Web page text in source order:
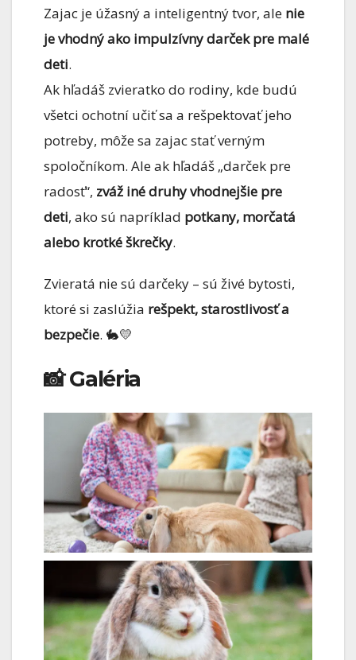
Zajac je úžasný a inteligentný tvor, ale nie
je vhodný ako impulzívny darček pre malé
deti.
Ak hľadáš zvieratko do rodiny, kde budú
všetci ochotní učiť sa a rešpektovať jeho
potreby, môže sa zajac stať verným
spoločníkom. Ale ak hľadáš „darček pre
radosť“, zváž iné druhy vhodnejšie pre
deti, ako sú napríklad potkany, morčatá
alebo krotké škrečky.
Zvieratá nie sú darčeky – sú živé bytosti,
ktoré si zaslúžia rešpekt, starostlivosť a
bezpečie. 🐇💛
📸 Galéria